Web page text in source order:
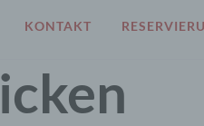
KONTAKT